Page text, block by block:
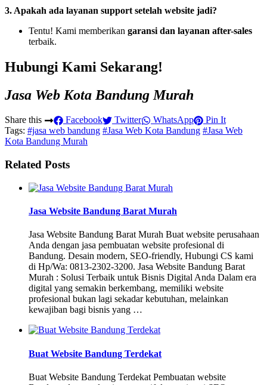
3. Apakah ada layanan support setelah website jadi?
Tentu! Kami memberikan garansi dan layanan after-sales
terbaik.
Hubungi Kami Sekarang!
Jasa Web Kota Bandung Murah
Share this Facebook Twitter WhatsApp
Pin It
Tags: #jasa web bandung #Jasa Web Kota Bandung #Jasa Web
Kota Bandung Murah
Related Posts
Jasa Website Bandung Barat Murah
Jasa Website Bandung Barat Murah Buat website perusahaan
Anda dengan jasa pembuatan website profesional di
Bandung. Desain modern, SEO-friendly, Hubungi CS kami
di Hp/Wa: 0813-2302-3200. Jasa Website Bandung Barat
Murah : Solusi Terbaik untuk Bisnis Digital Anda Dalam era
digital yang semakin berkembang, memiliki website
profesional bukan lagi sekadar kebutuhan, melainkan
kewajiban bagi bisnis yang …
Buat Website Bandung Terdekat
Buat Website Bandung Terdekat Pembuatan website